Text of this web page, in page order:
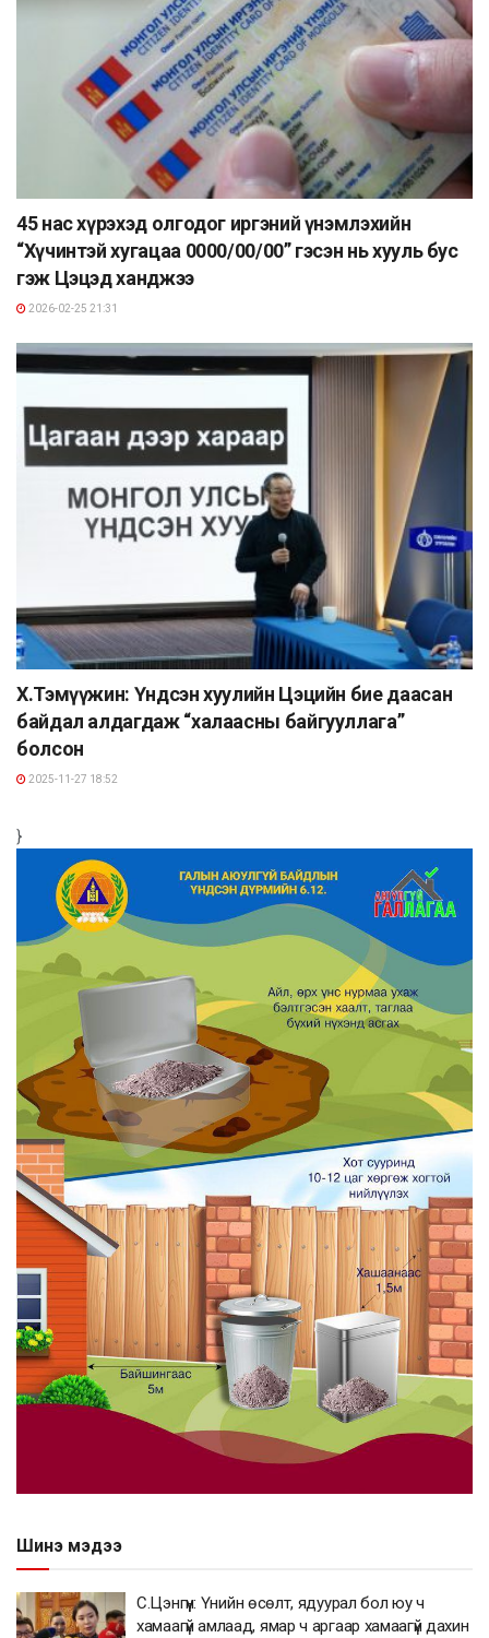
45 нас хүрэхэд олгодог иргэний үнэмлэхийн
“Хүчинтэй хугацаа 0000/00/00” гэсэн нь хууль бус
гэж Цэцэд ханджээ
2026-02-25 21:31
Х.Тэмүүжин: Үндсэн хуулийн Цэцийн бие даасан
байдал алдагдаж “халаасны байгууллага”
болсон
2025-11-27 18:52
}
Шинэ мэдээ
С.Цэнгүүн: Үнийн өсөлт, ядуурал бол юу ч
хамаагүй амлаад, ямар ч аргаар хамаагүй дахин